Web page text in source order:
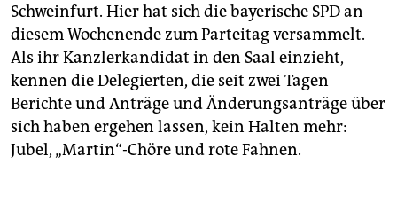
Schweinfurt. Hier hat sich die bayerische SPD an
diesem Wochenende zum Parteitag versammelt.
Als ihr Kanzlerkandidat in den Saal einzieht,
kennen die Delegierten, die seit zwei Tagen
Berichte und Anträge und Änderungsanträge über
sich haben ergehen lassen, kein Halten mehr:
Jubel, „Martin“-Chöre und rote Fahnen.